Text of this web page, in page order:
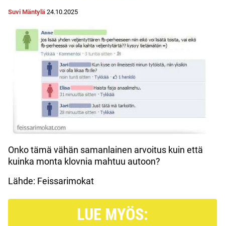
Suvi Mäntylä 24.10.2025
Onko tämä vähän samanlainen arvoitus kuin että
kuinka monta klovnia mahtuu autoon?
Lähde: Feissarimokat
LUE MYÖS: